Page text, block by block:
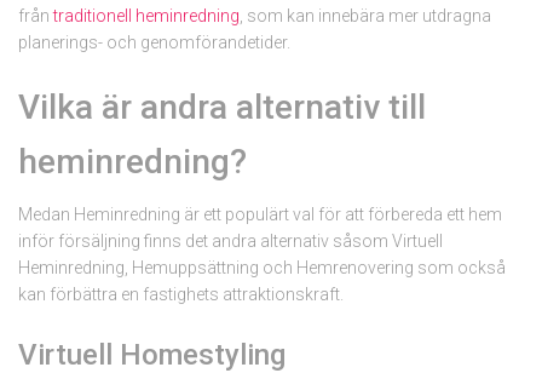
fråntraditionell heminredning , som kan innebära mer utdragna
planerings- och genomförandetider.
Vilka är andra alternativ till
heminredning?
Medan Heminredning är ett populärt val för att förbereda ett hem
inför försäljning finns det andra alternativ såsom Virtuell
Heminredning, Hemuppsättning och Hemrenovering som också
kan förbättra en fastighets attraktionskraft.
Virtuell Homestyling